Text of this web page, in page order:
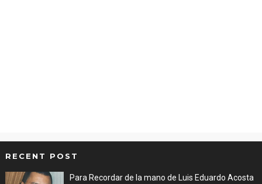
RECENT POST
Para Recordar de la mano de Luis Eduardo Acosta